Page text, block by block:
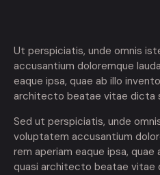
Ut perspiciatis, unde omnis
accusantium doloremque
eaque ipsa, quae ab illo
architecto beatae vitae dicta
Sed ut perspiciatis, unde
voluptatem accusantium
rem aperiam eaque ipsa,
quasi architecto beatae vitae